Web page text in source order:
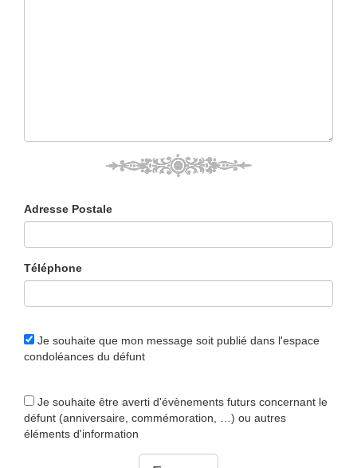
Adresse Postale
Téléphone
Je souhaite que mon message soit publié dans l'espace
condoléances du défunt
Je souhaite être averti d'évènements futurs concernant le
défunt (anniversaire, commémoration, …) ou autres
éléments d'information